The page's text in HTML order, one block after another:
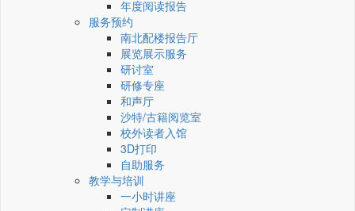
年度阅读报告
服务预约
南北配楼报告厅
展览展示服务
研讨室
研修专座
和声厅
沙特/古籍阅览室
校外读者入馆
3D打印
自助服务
教学与培训
一小时讲座